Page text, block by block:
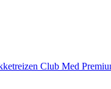
Club Med